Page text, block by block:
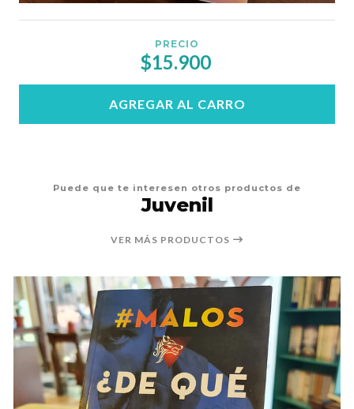
PRECIO
$15.900
AGREGAR AL CARRO
Puede que te interesen otros productos de
Juvenil
VER MÁS PRODUCTOS